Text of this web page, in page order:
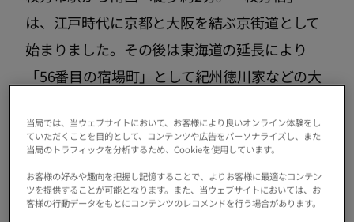
は、江戸時代に京都と大阪を結ぶ京街道として
始まりました。その後は東海道の延長により
「56番目の宿場町」として紀州徳川家などの大
も栄えた町です。
現在の枚方宿は当時の面影を残す建物が多く現
存しており、宿場町の雰囲気を感じられる、趣
当局では、当ウェブサイトにおいて、お客様により良いオンライン体験をし
ていただくことを目的として、コンテンツや広告をパーソナライズし、また
当局のトラフィックを分析するため、Cookieを使用しています。
お客様の好みや趣向を把握し記憶することで、よりお客様に最適なコンテン
ツを提供することが可能となります。また、当ウェブサイトにおいては、お
客様の行動データをもとにコンテンツのレコメンドを行う場合があります。